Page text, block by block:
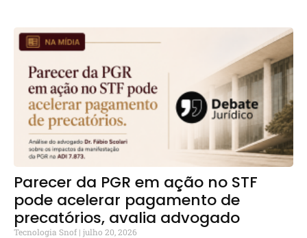
Parecer da PGR em ação no STF
pode acelerar pagamento de
precatórios, avalia advogado
Tecnologia Snof julho 20, 2026